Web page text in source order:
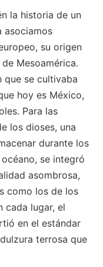
la historia de un
asociamos
su origen
Mesoamérica.
que se cultivaba
hoy es México,
Para las
los dioses, una
durante los
se integró
asombrosa,
como los de los
cada lugar, el
en el estándar
terrosa que